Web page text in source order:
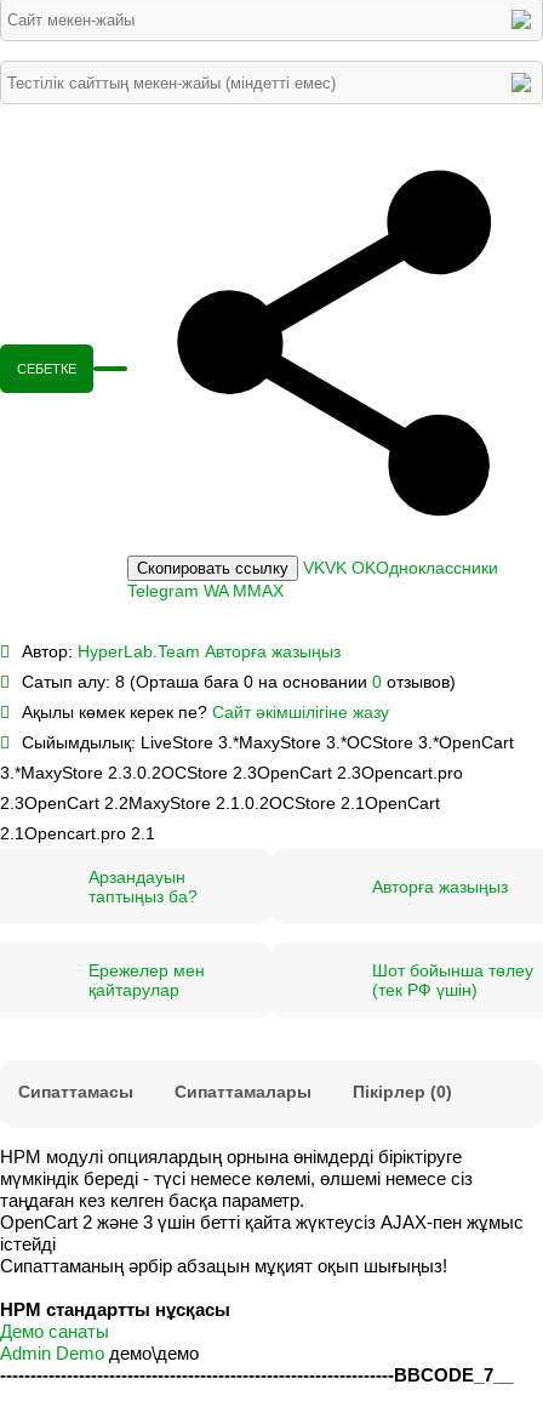
СЕБЕТКЕ
Скопировать ссылку VKVK OKОдноклассники
Telegram WA MMAX
Автор: HyperLab.Team Авторға жазыңыз
Сатып алу: 8 (Орташа баға 0 на основании 0 отзывов)
Ақылы көмек керек пе? Сайт әкімшілігіне жазу
Сыйымдылық: LiveStore 3.*MaxyStore 3.*OCStore 3.*OpenCart
3.*MaxyStore 2.3.0.2OCStore 2.3OpenCart 2.3Opencart.pro
2.3OpenCart 2.2MaxyStore 2.1.0.2OCStore 2.1OpenCart
2.1Opencart.pro 2.1
Арзандауын
таптыңыз ба?
Авторға жазыңыз
Ережелер мен
қайтарулар
Шот бойынша төлеу
(тек РФ үшін)
Сипаттамасы Сипаттамалары Пікірлер (0)
HPM модулі опциялардың орнына өнімдерді біріктіруге
мүмкіндік береді - түсі немесе көлемі, өлшемі немесе сіз
таңдаған кез келген басқа параметр.
OpenCart 2 және 3 үшін бетті қайта жүктеусіз AJAX-пен жұмыс
істейді
Сипаттаманың әрбір абзацын мұқият оқып шығыңыз!
HPM стандартты нұсқасы
Демо санаты
Admin Demo демо\демо
-----------------------------------------------------------------BBCODE_7__